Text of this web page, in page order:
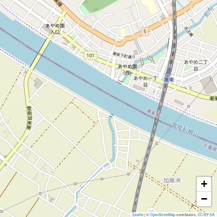
+
−
Leaflet|©OpenStreetMapcontributors, CC-BY-SA